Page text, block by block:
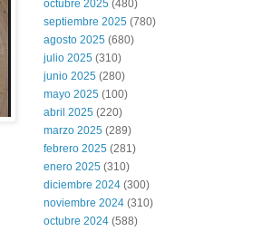
octubre 2025 (480)
septiembre 2025 (780)
agosto 2025 (680)
julio 2025 (310)
junio 2025 (280)
mayo 2025 (100)
abril 2025 (220)
marzo 2025 (289)
febrero 2025 (281)
enero 2025 (310)
diciembre 2024 (300)
noviembre 2024 (310)
octubre 2024 (588)